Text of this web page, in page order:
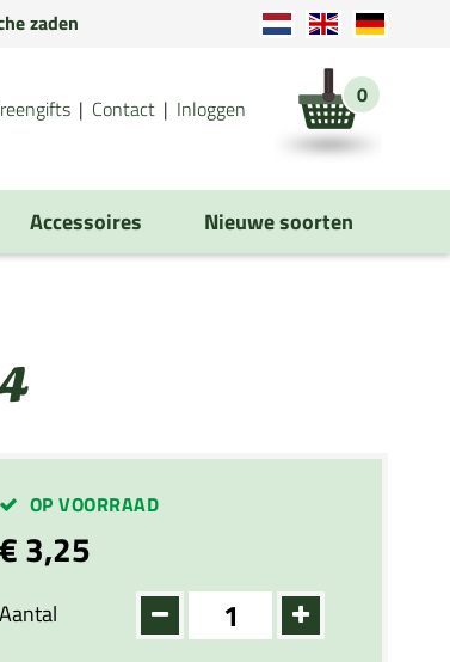
zaden
Contact Inloggen 0
Accessoires Nieuwe soorten
OP VOORRAAD
€ 3,25
Aantal